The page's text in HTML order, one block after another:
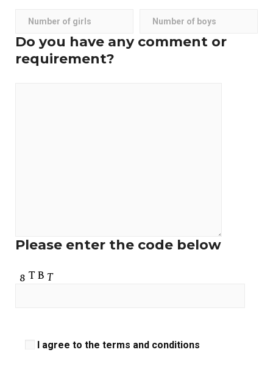
Do you have any comment or
requirement?
Please enter the code below
I agree to the terms and conditions